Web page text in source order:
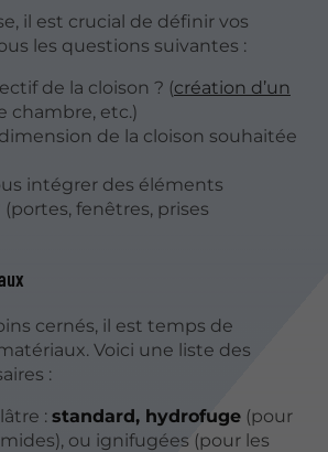
il est crucial de définir vos
les questions suivantes :
de la cloison ? (création d’un
chambre, etc.)
de la cloison souhaitée
intégrer des éléments
fenêtres, prises
cernés, il est temps de
Voici une liste des
:
: standard, hydrofuge(pour
ou ignifugées (pour les